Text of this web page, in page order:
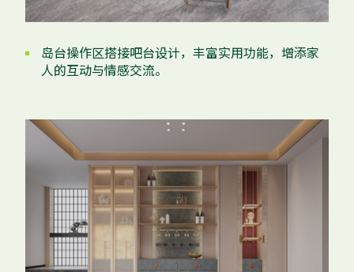
岛台操作区搭接吧台设计，丰富实用功能，增添家
人的互动与情感交流。